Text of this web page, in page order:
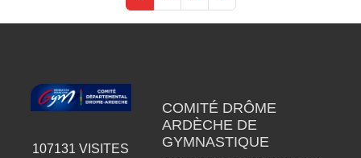
107131 VISITES
COMITÉ DRÔME
ARDÈCHE DE
GYMNASTIQUE